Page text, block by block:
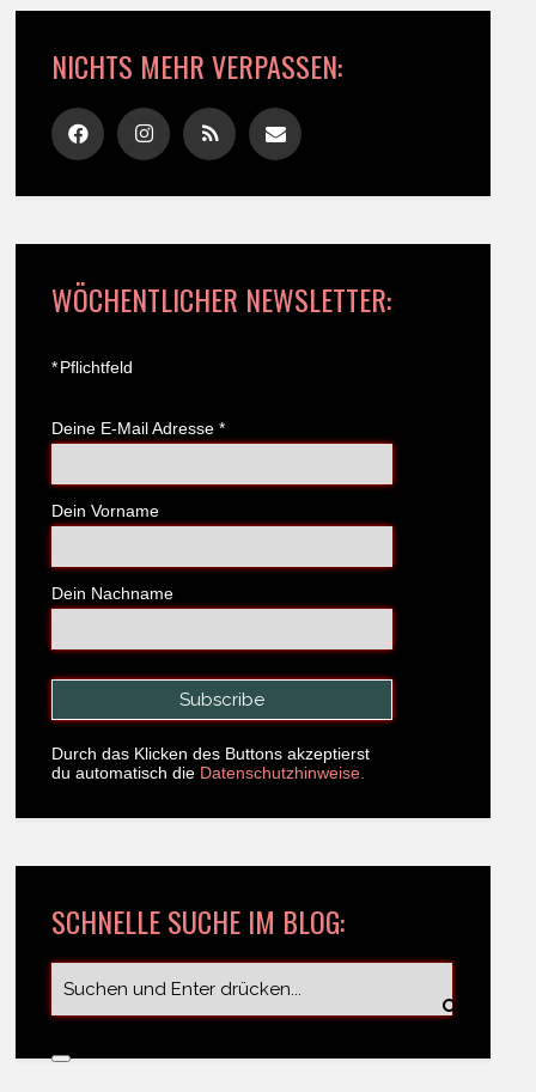
NICHTS MEHR VERPASSEN:
WÖCHENTLICHER NEWSLETTER:
*Pflichtfeld
Deine E-Mail Adresse *
Dein Vorname
Dein Nachname
Durch das Klicken des Buttons akzeptierst
du automatisch die Datenschutzhinweise.
SCHNELLE SUCHE IM BLOG: